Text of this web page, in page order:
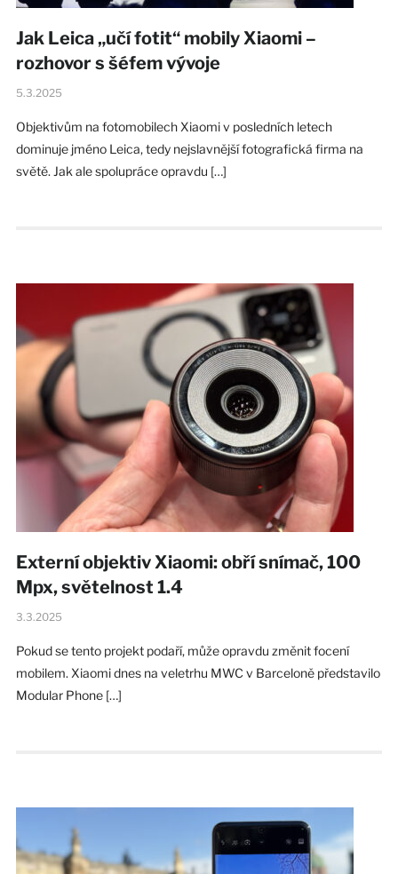
Jak Leica „učí fotit“ mobily Xiaomi –
rozhovor s šéfem vývoje
5.3.2025
Objektivům na fotomobilech Xiaomi v posledních letech
dominuje jméno Leica, tedy nejslavnější fotografická firma na
světě. Jak ale spolupráce opravdu […]
Externí objektiv Xiaomi: obří snímač, 100
Mpx, světelnost 1.4
3.3.2025
Pokud se tento projekt podaří, může opravdu změnit focení
mobilem. Xiaomi dnes na veletrhu MWC v Barceloně představilo
Modular Phone […]